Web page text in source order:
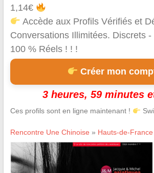
1,14€
Accède aux Profils Vérifiés et
Conversations Illimitées. Discrets -
100 % Réels ! ! !
Créer mon
3 heures, 59 minutes
Ces profils sont en ligne maintenant !
Rencontre Une Chinoise » Hauts-de-France